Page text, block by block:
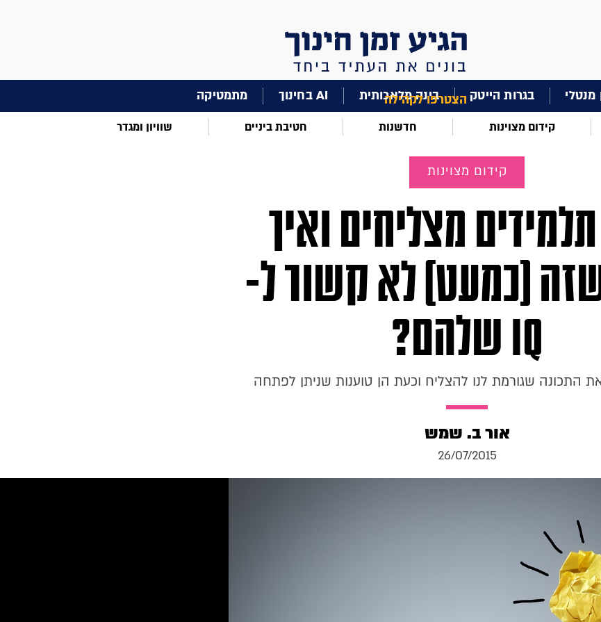
הצטרפו לקהילה מנטלי בגרות הייטק בינה מלאכותית AI בחינוך מתמטיקה
קידום מצוינות חדשנות חטיבת ביניים שוויון ומגדר
קידום מצוינות
מצליחים ואיך
שזה (כמעט) לא קשור ל-
IQ שלהם?
התכונה שגורמת לנו להצליח וכעת הן טוענות שניתן לפתחה
אור ב. שמש
26/07/2015